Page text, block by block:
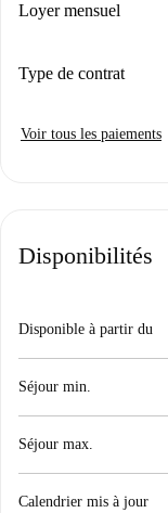
Loyer mensuel
Type de contrat
Voir tous les paiements
Disponibilités
Disponible à partir du
Séjour min.
Séjour max.
Calendrier mis à jour